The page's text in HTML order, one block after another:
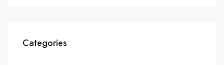
Categories